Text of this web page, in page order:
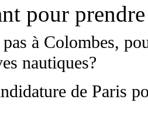
pour
à Colombes,
nautiques?
de Paris